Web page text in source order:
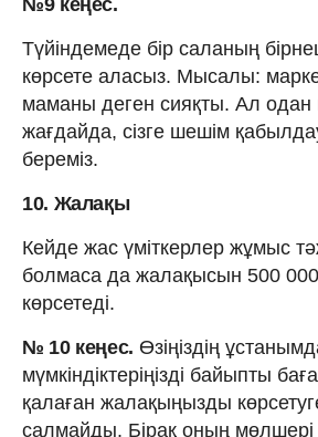
Түйіндемеде бір саланың
көрсете аласыз. Мысалы:
маманы деген сияқты. Ал одан
жағдайда, сізге шешім
береміз.
10. Жалақы
Кейде жас үміткерлер жұмыс
болмаса да жалақысын 500
көрсетеді.
№ 10 кеңес. Өзіңіздің
мүмкіндіктеріңізді байыпты
қалаған жалақыңызды
салмайды. Бірақ оның мөлшері